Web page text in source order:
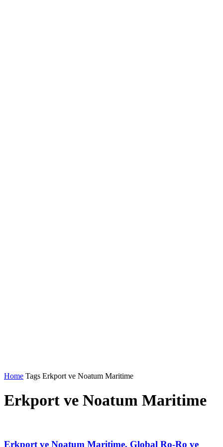
Home Tags Erkport ve Noatum Maritime
Erkport ve Noatum Maritime
Erkport ve Noatum Maritime, Global Ro-Ro ve